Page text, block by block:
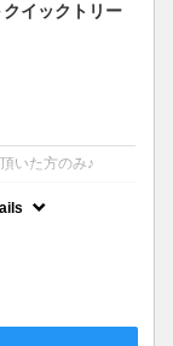
クイックトリー
いた方のみ♪